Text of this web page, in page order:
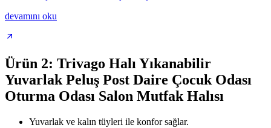
devamını oku
Ürün 2: Trivago Halı Yıkanabilir
Yuvarlak Peluş Post Daire Çocuk Odası
Oturma Odası Salon Mutfak Halısı
Yuvarlak ve kalın tüyleri ile konfor sağlar.